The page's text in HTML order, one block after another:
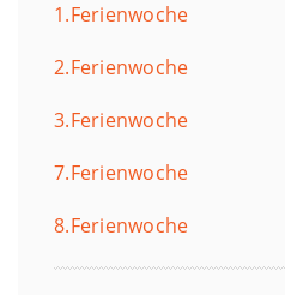
1.Ferienwoche
2.Ferienwoche
3.Ferienwoche
7.Ferienwoche
8.Ferienwoche